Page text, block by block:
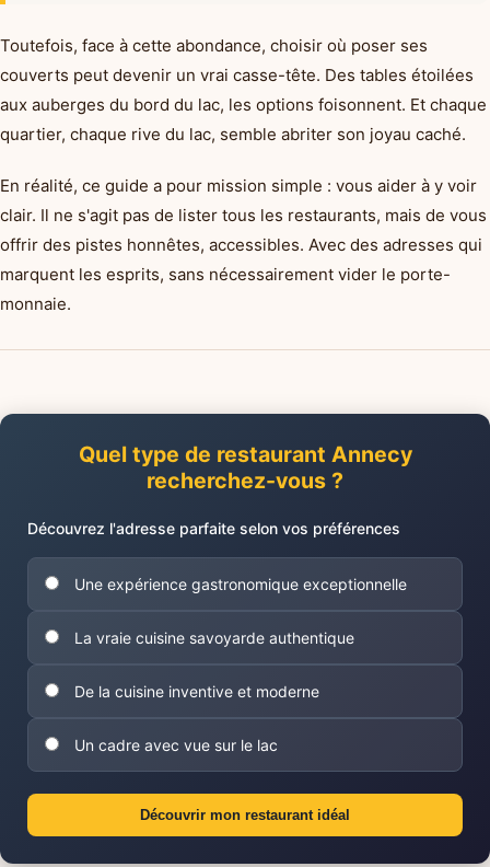
Toutefois, face à cette abondance, choisir où poser ses
couverts peut devenir un vrai casse-tête. Des tables étoilées
aux auberges du bord du lac, les options foisonnent. Et chaque
quartier, chaque rive du lac, semble abriter son joyau caché.
En réalité, ce guide a pour mission simple : vous aider à y voir
clair. Il ne s'agit pas de lister tous les restaurants, mais de vous
offrir des pistes honnêtes, accessibles. Avec des adresses qui
marquent les esprits, sans nécessairement vider le porte-
monnaie.
Quel type de restaurant Annecy
recherchez-vous ?
Découvrez l'adresse parfaite selon vos préférences
Une expérience gastronomique exceptionnelle
La vraie cuisine savoyarde authentique
De la cuisine inventive et moderne
Un cadre avec vue sur le lac
Découvrir mon restaurant idéal